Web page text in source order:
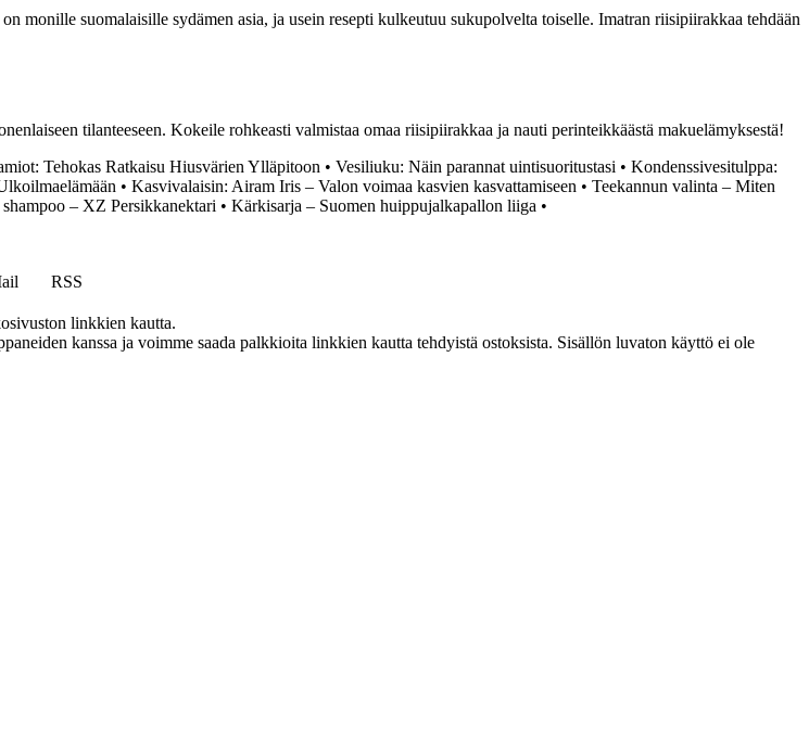
suomalaisille sydämen asia, ja usein resepti kulkeutuu sukupolvelta toiselle. Imatran riisipiirakkaa tehdään
tilanteeseen. Kokeile rohkeasti valmistaa omaa riisipiirakkaa ja nauti perinteikkäästä makuelämyksestä!
Tehokas Ratkaisu Hiusvärien Ylläpitoon • Vesiliuku: Näin parannat uintisuoritustasi • Kondenssivesitulppa:
• Kasvivalaisin: Airam Iris – Valon voimaa kasvien kasvattamiseen • Teekannun valinta – Miten
– XZ Persikkanektari • Kärkisarja – Suomen huippujalkapallon liiga •
RSS
linkkien kautta.
kanssa ja voimme saada palkkioita linkkien kautta tehdyistä ostoksista. Sisällön luvaton käyttö ei ole